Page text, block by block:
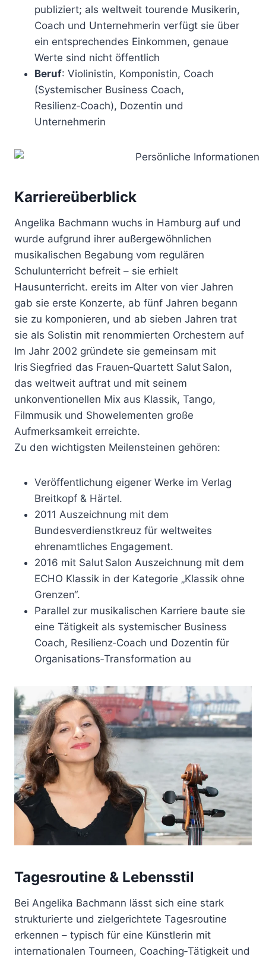
publiziert; als weltweit tourende Musikerin,
Coach und Unternehmerin verfügt sie über
ein entsprechendes Einkommen, genaue
Werte sind nicht öffentlich
Beruf: Violinistin, Komponistin, Coach
(Systemischer Business Coach,
Resilienz‑Coach), Dozentin und
Unternehmerin
Karriereüberblick
Angelika Bachmann wuchs in Hamburg auf und
wurde aufgrund ihrer außergewöhnlichen
musikalischen Begabung vom regulären
Schulunterricht befreit – sie erhielt
Hausunterricht. ereits im Alter von vier Jahren
gab sie erste Konzerte, ab fünf Jahren begann
sie zu komponieren, und ab sieben Jahren trat
sie als Solistin mit renommierten Orchestern auf
Im Jahr 2002 gründete sie gemeinsam mit
Iris Siegfried das Frauen‑Quartett Salut Salon,
das weltweit auftrat und mit seinem
unkonventionellen Mix aus Klassik, Tango,
Filmmusik und Showelementen große
Aufmerksamkeit erreichte.
Zu den wichtigsten Meilensteinen gehören:
Veröffentlichung eigener Werke im Verlag
Breitkopf & Härtel.
2011 Auszeichnung mit dem
Bundesverdienstkreuz für weltweites
ehrenamtliches Engagement.
2016 mit Salut Salon Auszeichnung mit dem
ECHO Klassik in der Kategorie „Klassik ohne
Grenzen“.
Parallel zur musikalischen Karriere baute sie
eine Tätigkeit als systemischer Business
Coach, Resilienz‑Coach und Dozentin für
Organisations‑Transformation au
Tagesroutine & Lebensstil
Bei Angelika Bachmann lässt sich eine stark
strukturierte und zielgerichtete Tagesroutine
erkennen – typisch für eine Künstlerin mit
internationalen Tourneen, Coaching‑Tätigkeit und